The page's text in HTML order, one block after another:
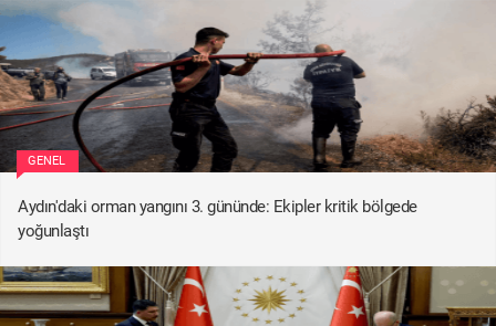
GENEL
Aydın'daki orman yangını 3. gününde: Ekipler kritik bölgede
yoğunlaştı